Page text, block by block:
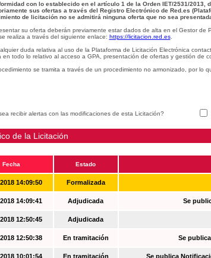
con lo establecido en el artículo 1 de la Orden IET/2531/
sus ofertas a través del Registro Electrónico de Red.es
de licitación no se admitirá ninguna oferta que no sea
su oferta deberán previamente estar dados de alta en el Gestor de
realiza a través del siguiente enlace: https://licitacion.red.es.
duda relativa al uso de la Plataforma de Licitación Electrónica
en todo lo relativo al acceso a GPA, presentación de ofertas y gestión de
se tramita a través de un procedimiento no armonizado, por lo
recibir alertas con las modificaciones de esta Licitación?
de la Licitación
Fecha Estado
14:09:50 Formalizada
14:09:41 Adjudicada Se
12:50:45 Adjudicada
12:50:38 En tramitación Se
10:01:54 En tramitación Se publica